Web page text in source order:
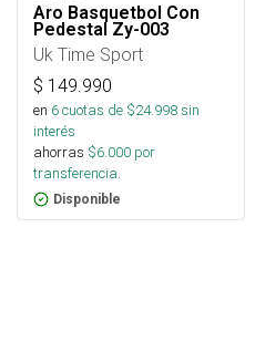
Aro Basquetbol Con
Pedestal Zy-003
Uk Time Sport
$ 149.990
en 6cuotas de $24.998sin
interés
ahorras $6.000 por
transferencia.
Disponible